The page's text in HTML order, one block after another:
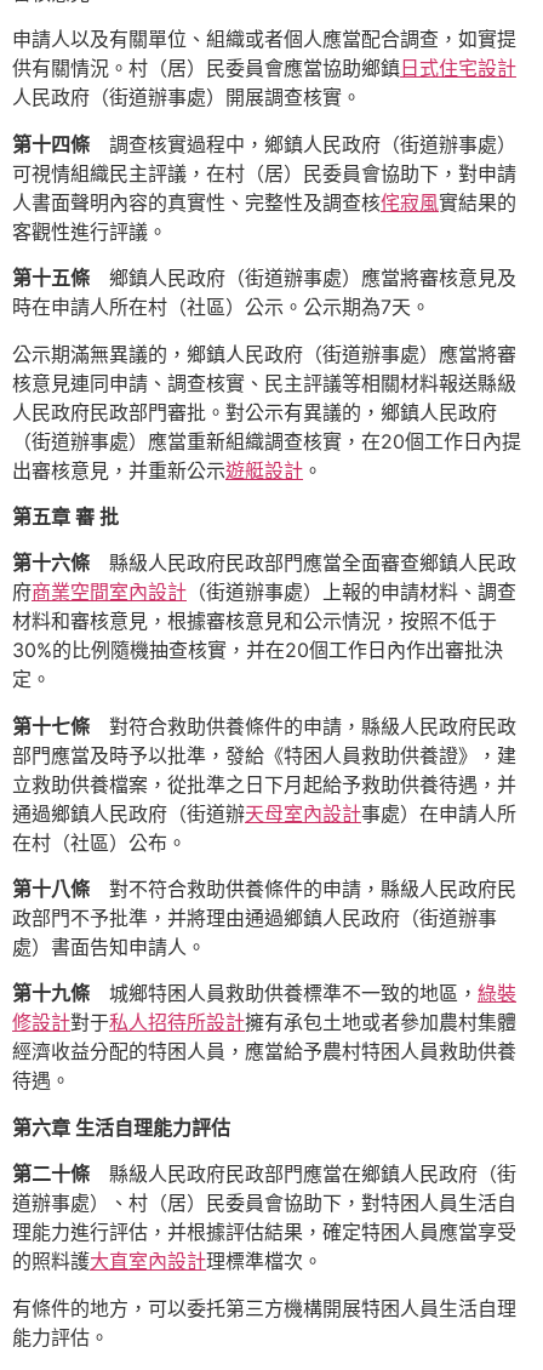
申請人以及有關單位、組織或者個人應當配合調查，如實提
供有關情況。村（居）民委員會應當協助鄉鎮 日式住宅設計
人民政府（街道辦事處）開展調查核實。
第十四條 調查核實過程中，鄉鎮人民政府（街道辦事處）
可視情組織民主評議，在村（居）民委員會協助下，對申請
人書面聲明內容的真實性、完整性及調查核侘寂風實結果的
客觀性進行評議。
第十五條 鄉鎮人民政府（街道辦事處）應當將審核意見及
時在申請人所在村（社區）公示。公示期為7天。
公示期滿無異議的，鄉鎮人民政府（街道辦事處）應當將審
核意見連同申請、調查核實、民主評議等相關材料報送縣級
人民政府民政部門審批。對公示有異議的，鄉鎮人民政府
（街道辦事處）應當重新組織調查核實，在20個工作日內提
出審核意見，并重新公示遊艇設計 。
第五章 審 批
第十六條 縣級人民政府民政部門應當全面審查鄉鎮人民政
府商業空間室內設計 （街道辦事處）上報的申請材料、調查
材料和審核意見，根據審核意見和公示情況，按照不低于
30%的比例隨機抽查核實，并在20個工作日內作出審批決
定。
第十七條 對符合救助供養條件的申請，縣級人民政府民政
部門應當及時予以批準，發給《特困人員救助供養證》，建
立救助供養檔案，從批準之日下月起給予救助供養待遇，并
通過鄉鎮人民政府（街道辦天母室內設計事處）在申請人所
在村（社區）公布。
第十八條 對不符合救助供養條件的申請，縣級人民政府民
政部門不予批準，并將理由通過鄉鎮人民政府（街道辦事
處）書面告知申請人。
第十九條 城鄉特困人員救助供養標準不一致的地區， 綠裝
修設計對于私人招待所設計擁有承包土地或者參加農村集體
經濟收益分配的特困人員，應當給予農村特困人員救助供養
待遇。
第六章 生活自理能力評估
第二十條 縣級人民政府民政部門應當在鄉鎮人民政府（街
道辦事處）、村（居）民委員會協助下，對特困人員生活自
理能力進行評估，并根據評估結果，確定特困人員應當享受
的照料護大直室內設計理標準檔次。
有條件的地方，可以委托第三方機構開展特困人員生活自理
能力評估。